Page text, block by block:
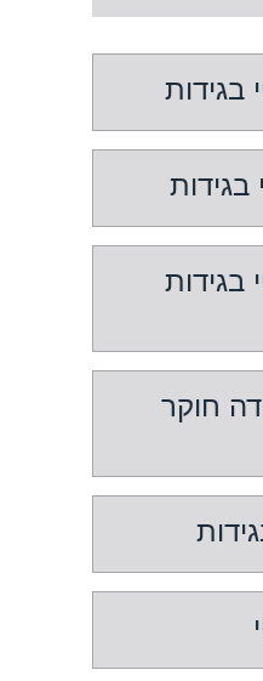
בגידות
בגידות
חוקר